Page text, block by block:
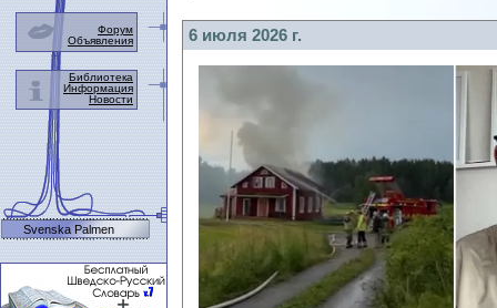
6 июля 2026 г.
Форум
Объявления
Библиотека
Информация
Новости
Svenska Palmen